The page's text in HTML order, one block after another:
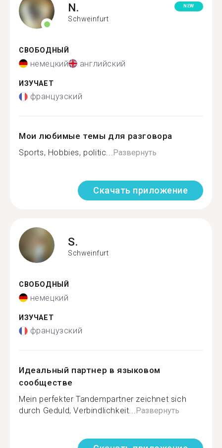
N.
Schweinfurt
NEW
СВОБОДНЫЙ
немецкий английский
ИЗУЧАЕТ
французский
Мои любимые темы для разговора
Sports, Hobbies, politic...Развернуть
Скачать приложение
S.
Schweinfurt
СВОБОДНЫЙ
немецкий
ИЗУЧАЕТ
французский
Идеальный партнер в языковом
сообществе
Mein perfekter Tandempartner zeichnet sich
durch Geduld, Verbindlichkeit...Развернуть